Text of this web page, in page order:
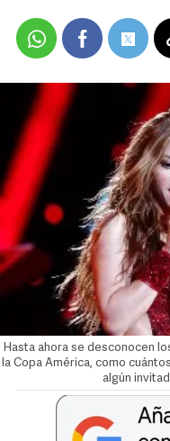
Hasta ahora se desconocen
la Copa América, como
algún